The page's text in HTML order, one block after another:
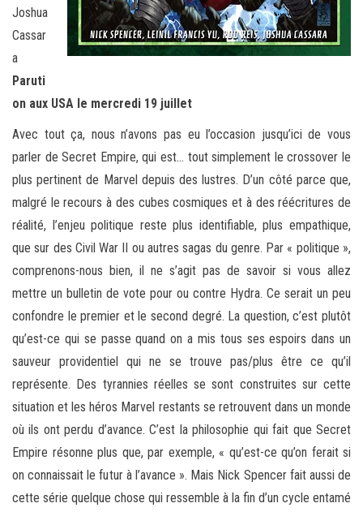
Joshua
Cassar
a
Paruti
on aux USA le mercredi 19 juillet
Avec tout ça, nous n’avons pas eu l’occasion jusqu’ici de vous
parler de Secret Empire, qui est… tout simplement le crossover le
plus pertinent de Marvel depuis des lustres. D’un côté parce que,
malgré le recours à des cubes cosmiques et à des réécritures de
réalité, l’enjeu politique reste plus identifiable, plus empathique,
que sur des Civil War II ou autres sagas du genre. Par « politique »,
comprenons-nous bien, il ne s’agit pas de savoir si vous allez
mettre un bulletin de vote pour ou contre Hydra. Ce serait un peu
confondre le premier et le second degré. La question, c’est plutôt
qu’est-ce qui se passe quand on a mis tous ses espoirs dans un
sauveur providentiel qui ne se trouve pas/plus être ce qu’il
représente. Des tyrannies réelles se sont construites sur cette
situation et les héros Marvel restants se retrouvent dans un monde
où ils ont perdu d’avance. C’est la philosophie qui fait que Secret
Empire résonne plus que, par exemple, « qu’est-ce qu’on ferait si
on connaissait le futur à l’avance ». Mais Nick Spencer fait aussi de
cette série quelque chose qui ressemble à la fin d’un cycle entamé